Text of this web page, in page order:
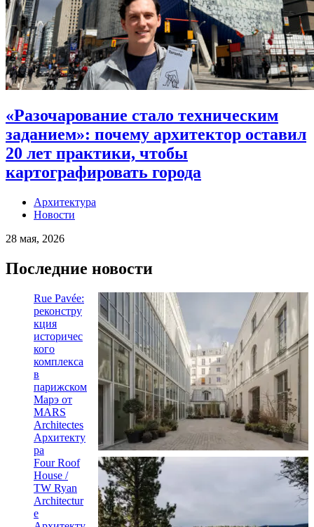
«Разочарование стало техническим
заданием»: почему архитектор оставил
20 лет практики, чтобы
картографировать города
Архитектура
Новости
28 мая, 2026
Последние новости
Rue Pavée:
реконстру
кция
историчес
кого
комплекса
в
парижском
Марэ от
MARS
Architectes
Архитекту
ра
Four Roof
House /
TW Ryan
Architectur
e